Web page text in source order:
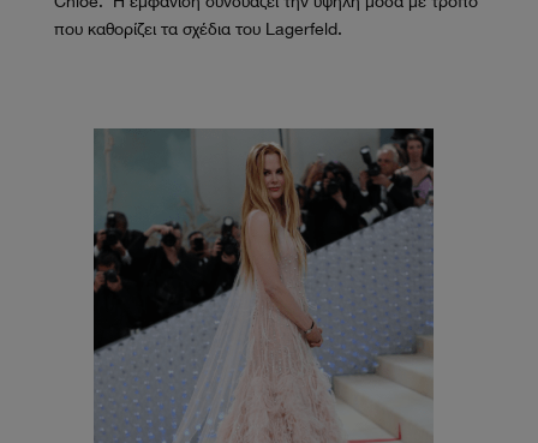
που καθορίζει τα σχέδια του Lagerfeld.